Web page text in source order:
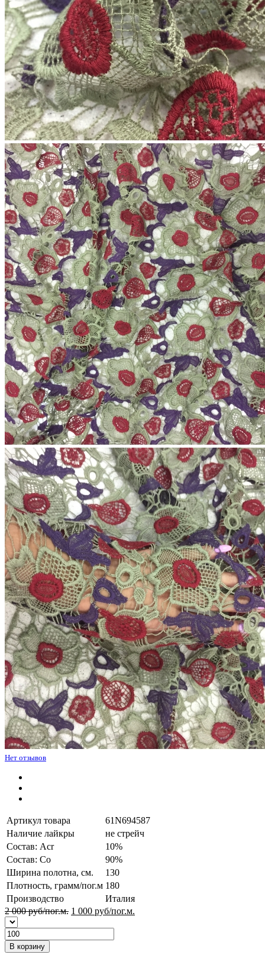
Нет отзывов
Артикул товара
61N694587
Наличие лайкры
не стрейч
Состав: Acr
10%
Состав: Co
90%
Ширина полотна, см.
130
Плотность, грамм/пог.м 180
Производство
Италия
2 000 руб/пог.м. 1 000 руб/пог.м.
В корзину